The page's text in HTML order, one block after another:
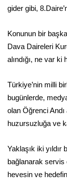
gider gibi,
Konunun bir
Dava Daireleri
alındığı, ne var ki
Türkiye’nin milli
bugünlerde,
olan Öğrenci
huzursuzluğa ve
Yaklaşık iki yıldır
bağlanarak servis
hevesin ve